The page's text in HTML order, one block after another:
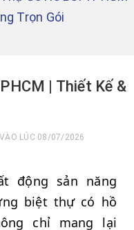
Trọn Gói
| Thiết Kế &
LÚC 08/07/2026
động sản năng
biệt thự có hồ
chỉ mang lại